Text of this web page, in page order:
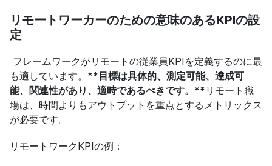
リモートワーカーのための意味のあるKPIの設
定
も適しています。 **目標は具体的、測定可能、達成可
能、関連性があり、適時であるべきです。** リモート職
場は、時間よりもアウトプットを重点とするメトリックス
が必要です。
リモートワークKPIの例：